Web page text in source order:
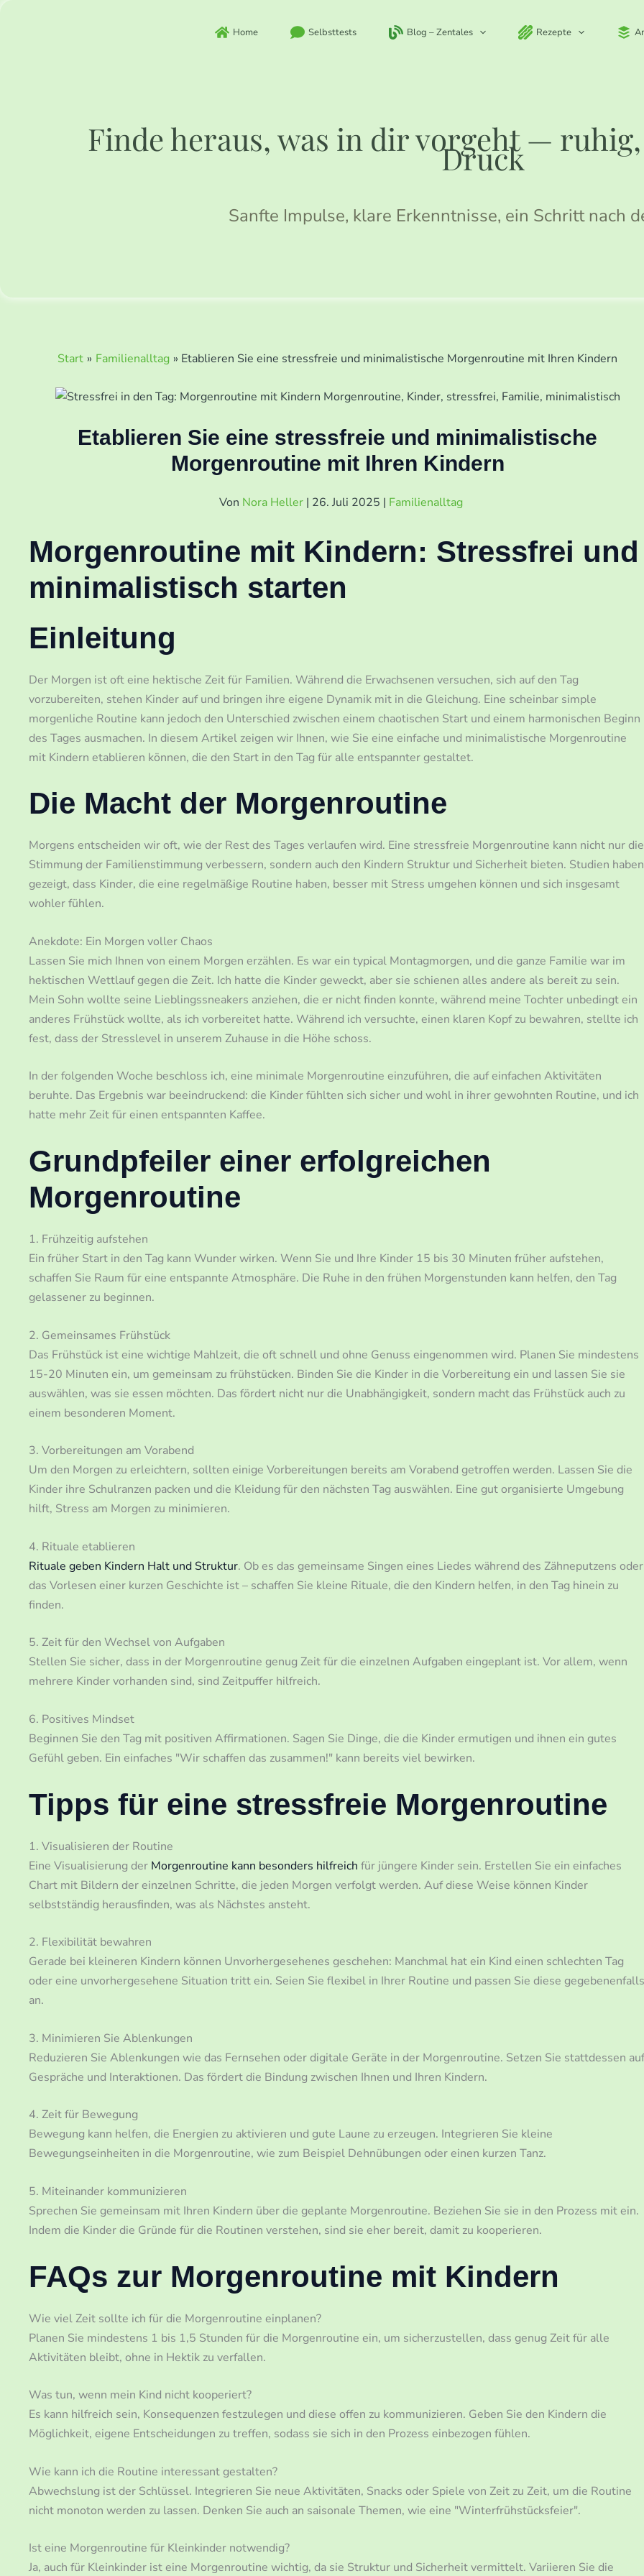
Home Selbsttests Blog – Zentales Rezepte
Finde heraus, was in dir vorgeht —
Druck
Sanfte Impulse, klare Erkenntnisse, ein Schritt nach
Start Familienalltag Etablieren Sie eine stressfreie und minimalistische Morgenroutine mit Ihren Kindern
Etablieren Sie eine stressfreie und minimalistische
Morgenroutine mit Ihren Kindern
Von Nora Heller | 26. Juli 2025 | Familienalltag
Morgenroutine mit Kindern: Stressfrei und
minimalistisch starten
Einleitung
Der Morgen ist oft eine hektische Zeit für Familien. Während die Erwachsenen versuchen, sich auf den Tag
vorzubereiten, stehen Kinder auf und bringen ihre eigene Dynamik mit in die Gleichung. Eine scheinbar simple
morgenliche Routine kann jedoch den Unterschied zwischen einem chaotischen Start und einem harmonischen Beginn
des Tages ausmachen. In diesem Artikel zeigen wir Ihnen, wie Sie eine einfache und minimalistische Morgenroutine
mit Kindern etablieren können, die den Start in den Tag für alle entspannter gestaltet.
Die Macht der Morgenroutine
Morgens entscheiden wir oft, wie der Rest des Tages verlaufen wird. Eine stressfreie Morgenroutine kann nicht nur die
Stimmung der Familienstimmung verbessern, sondern auch den Kindern Struktur und Sicherheit bieten. Studien haben
gezeigt, dass Kinder, die eine regelmäßige Routine haben, besser mit Stress umgehen können und sich insgesamt
wohler fühlen.
Anekdote: Ein Morgen voller Chaos
Lassen Sie mich Ihnen von einem Morgen erzählen. Es war ein typical Montagmorgen, und die ganze Familie war im
hektischen Wettlauf gegen die Zeit. Ich hatte die Kinder geweckt, aber sie schienen alles andere als bereit zu sein.
Mein Sohn wollte seine Lieblingssneakers anziehen, die er nicht finden konnte, während meine Tochter unbedingt ein
anderes Frühstück wollte, als ich vorbereitet hatte. Während ich versuchte, einen klaren Kopf zu bewahren, stellte ich
fest, dass der Stresslevel in unserem Zuhause in die Höhe schoss.
In der folgenden Woche beschloss ich, eine minimale Morgenroutine einzuführen, die auf einfachen Aktivitäten
beruhte. Das Ergebnis war beeindruckend: die Kinder fühlten sich sicher und wohl in ihrer gewohnten Routine, und ich
hatte mehr Zeit für einen entspannten Kaffee.
Grundpfeiler einer erfolgreichen
Morgenroutine
1. Frühzeitig aufstehen
Ein früher Start in den Tag kann Wunder wirken. Wenn Sie und Ihre Kinder 15 bis 30 Minuten früher aufstehen,
schaffen Sie Raum für eine entspannte Atmosphäre. Die Ruhe in den frühen Morgenstunden kann helfen, den Tag
gelassener zu beginnen.
2. Gemeinsames Frühstück
Das Frühstück ist eine wichtige Mahlzeit, die oft schnell und ohne Genuss eingenommen wird. Planen Sie mindestens
15-20 Minuten ein, um gemeinsam zu frühstücken. Binden Sie die Kinder in die Vorbereitung ein und lassen Sie sie
auswählen, was sie essen möchten. Das fördert nicht nur die Unabhängigkeit, sondern macht das Frühstück auch zu
einem besonderen Moment.
3. Vorbereitungen am Vorabend
Um den Morgen zu erleichtern, sollten einige Vorbereitungen bereits am Vorabend getroffen werden. Lassen Sie die
Kinder ihre Schulranzen packen und die Kleidung für den nächsten Tag auswählen. Eine gut organisierte Umgebung
hilft, Stress am Morgen zu minimieren.
4. Rituale etablieren
Rituale geben Kindern Halt und Struktur. Ob es das gemeinsame Singen eines Liedes während des Zähneputzens oder
das Vorlesen einer kurzen Geschichte ist – schaffen Sie kleine Rituale, die den Kindern helfen, in den Tag hinein zu
finden.
5. Zeit für den Wechsel von Aufgaben
Stellen Sie sicher, dass in der Morgenroutine genug Zeit für die einzelnen Aufgaben eingeplant ist. Vor allem, wenn
mehrere Kinder vorhanden sind, sind Zeitpuffer hilfreich.
6. Positives Mindset
Beginnen Sie den Tag mit positiven Affirmationen. Sagen Sie Dinge, die die Kinder ermutigen und ihnen ein gutes
Gefühl geben. Ein einfaches "Wir schaffen das zusammen!" kann bereits viel bewirken.
Tipps für eine stressfreie Morgenroutine
1. Visualisieren der Routine
Eine Visualisierung der Morgenroutine kann besonders hilfreich für jüngere Kinder sein. Erstellen Sie ein einfaches
Chart mit Bildern der einzelnen Schritte, die jeden Morgen verfolgt werden. Auf diese Weise können Kinder
selbstständig herausfinden, was als Nächstes ansteht.
2. Flexibilität bewahren
Gerade bei kleineren Kindern können Unvorhergesehenes geschehen: Manchmal hat ein Kind einen schlechten Tag
oder eine unvorhergesehene Situation tritt ein. Seien Sie flexibel in Ihrer Routine und passen Sie diese gegebenenfalls
an.
3. Minimieren Sie Ablenkungen
Reduzieren Sie Ablenkungen wie das Fernsehen oder digitale Geräte in der Morgenroutine. Setzen Sie stattdessen auf
Gespräche und Interaktionen. Das fördert die Bindung zwischen Ihnen und Ihren Kindern.
4. Zeit für Bewegung
Bewegung kann helfen, die Energien zu aktivieren und gute Laune zu erzeugen. Integrieren Sie kleine
Bewegungseinheiten in die Morgenroutine, wie zum Beispiel Dehnübungen oder einen kurzen Tanz.
5. Miteinander kommunizieren
Sprechen Sie gemeinsam mit Ihren Kindern über die geplante Morgenroutine. Beziehen Sie sie in den Prozess mit ein.
Indem die Kinder die Gründe für die Routinen verstehen, sind sie eher bereit, damit zu kooperieren.
FAQs zur Morgenroutine mit Kindern
Wie viel Zeit sollte ich für die Morgenroutine einplanen?
Planen Sie mindestens 1 bis 1,5 Stunden für die Morgenroutine ein, um sicherzustellen, dass genug Zeit für alle
Aktivitäten bleibt, ohne in Hektik zu verfallen.
Was tun, wenn mein Kind nicht kooperiert?
Es kann hilfreich sein, Konsequenzen festzulegen und diese offen zu kommunizieren. Geben Sie den Kindern die
Möglichkeit, eigene Entscheidungen zu treffen, sodass sie sich in den Prozess einbezogen fühlen.
Wie kann ich die Routine interessant gestalten?
Abwechslung ist der Schlüssel. Integrieren Sie neue Aktivitäten, Snacks oder Spiele von Zeit zu Zeit, um die Routine
nicht monoton werden zu lassen. Denken Sie auch an saisonale Themen, wie eine "Winterfrühstücksfeier".
Ist eine Morgenroutine für Kleinkinder notwendig?
Ja, auch für Kleinkinder ist eine Morgenroutine wichtig, da sie Struktur und Sicherheit vermittelt. Variieren Sie die